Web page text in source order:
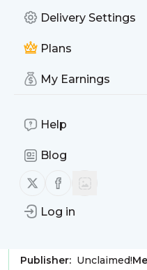
Delivery Settings
Plans
My Earnings
Help
Blog
Follow us on X (twitter)
Follow us on
Log in
Want to stay in touch
Trusted Online Shop in
Electronics & Gadgets |
subscribe clicking the
topics or keywords for
we send the news to
push notifications or
page here on follow.it.
Reading your RSS feed
Website title: Pickaboo:
Platform in Bangladesh
Is this your feed?
Publisher: Unclaimed!